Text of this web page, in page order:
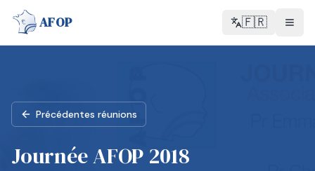
AFOP 🇫🇷
Précédentes réunions
Journée AFOP 2018